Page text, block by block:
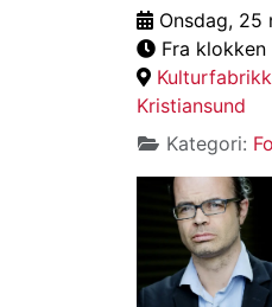
Onsdag, 25
Fra klokken
Kristiansund
Kategori: